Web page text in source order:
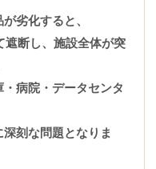
劣化すると、
遮断し、施設全体が突
病院・データセンタ
刻な問題となりま